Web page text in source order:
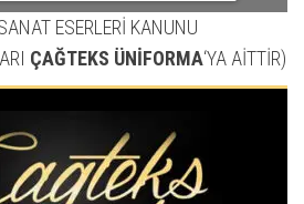
ESERLERİ KANUNU
ÇAĞTEKS ÜNİFORMA‘YA AİTTİR)